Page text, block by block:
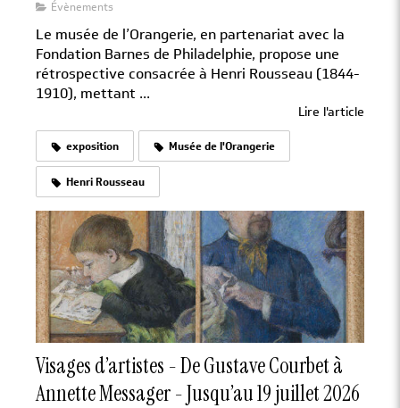
Évènements
Le musée de l’Orangerie, en partenariat avec la
Fondation Barnes de Philadelphie, propose une
rétrospective consacrée à Henri Rousseau (1844-
1910), mettant ...
Lire l'article
exposition Musée de l'Orangerie
Henri Rousseau
Visages d’artistes - De Gustave Courbet à
Annette Messager - Jusqu’au 19 juillet 2026